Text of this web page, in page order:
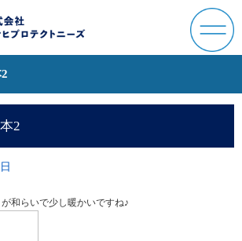
2
和らいで少し暖かいですね♪